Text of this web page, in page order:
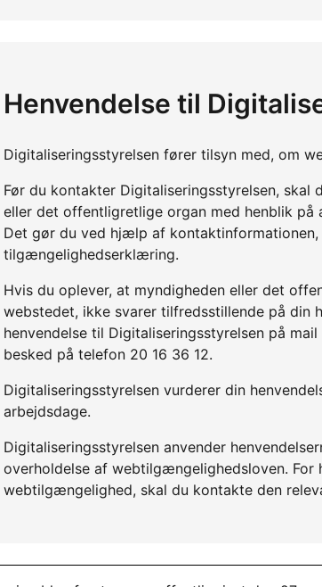
Henvendelse til
Digitaliseringsstyrelsen fører tilsyn med, om
Før du kontakter Digitaliseringsstyrelsen, skal
eller det offentligretlige organ med henblik
Det gør du ved hjælp af
tilgængelighedserklæring.
Hvis du oplever, at myndigheden eller det
webstedet, ikke svarer tilfredsstillende på din
henvendelse til Digitaliseringsstyrelsen på mail
besked på telefon 20 16 36 12.
Digitaliseringsstyrelsen vurderer din
arbejdsdage.
Digitaliseringsstyrelsen anvender
overholdelse af webtilgængelighedsloven. For
webtilgængelighed, skal du kontakte den